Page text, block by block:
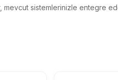
sistemlerinizle entegre